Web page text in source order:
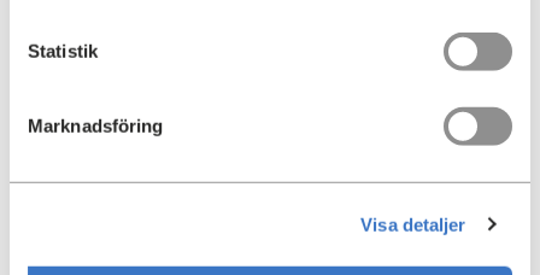
Statistik
Marknadsföring
Visa detaljer
2016
6475 m
Hyresrätt
Här visas en karta om dutillåter cookies för inställningar